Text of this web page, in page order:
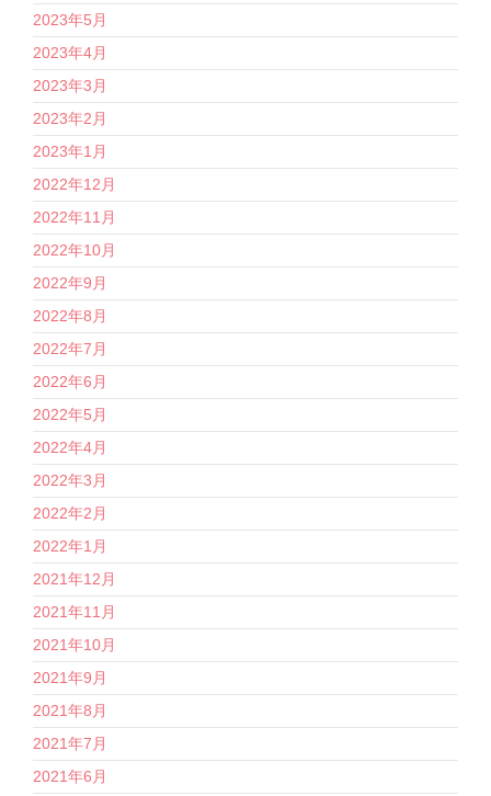
2023年5月
2023年4月
2023年3月
2023年2月
2023年1月
2022年12月
2022年11月
2022年10月
2022年9月
2022年8月
2022年7月
2022年6月
2022年5月
2022年4月
2022年3月
2022年2月
2022年1月
2021年12月
2021年11月
2021年10月
2021年9月
2021年8月
2021年7月
2021年6月